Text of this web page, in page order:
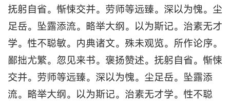
抚躬自省。惭悚交并。劳师等远臻。深以为愧。尘
足岳。坠露添流。略举大纲。以为斯记。治素无才
学。性不聪敏。内典诸文。殊未观览。所作论序。
鄙拙尤繁。忽见来书。褒扬赞述。抚躬自省。惭悚
交并。劳师等远臻。深以为愧。尘足岳。坠露添
流。略举大纲。以为斯记。治素无才学。性不聪